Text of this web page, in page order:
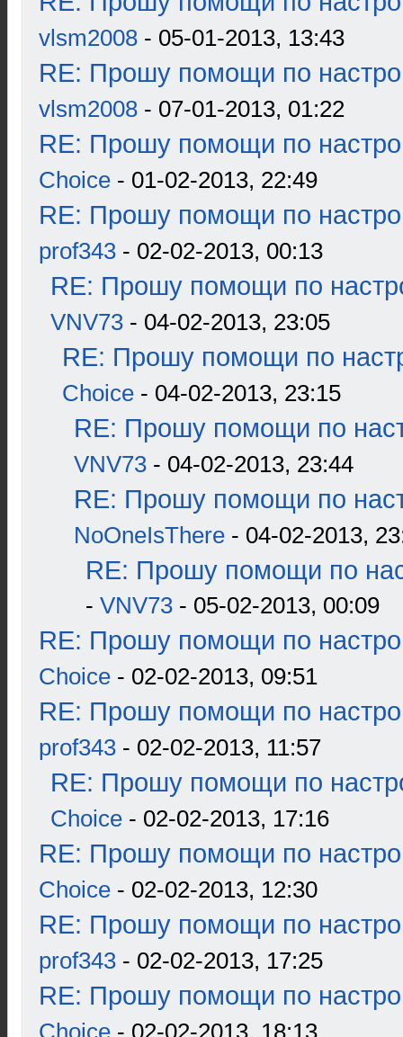
vlsm2008 - 05-01-2013, 13:43
RE: Прошу помощи по
vlsm2008 - 07-01-2013, 01:22
RE: Прошу помощи по
Choice - 01-02-2013, 22:49
RE: Прошу помощи по
prof343 - 02-02-2013, 00:13
RE: Прошу помощи по
VNV73 - 04-02-2013, 23:05
RE: Прошу помощи по
Choice - 04-02-2013, 23:15
RE: Прошу помощи по
VNV73 - 04-02-2013, 23:44
RE: Прошу помощи по
NoOneIsThere - 04-02-2013,
RE: Прошу помощи по
- VNV73 - 05-02-2013, 00:09
RE: Прошу помощи по
Choice - 02-02-2013, 09:51
RE: Прошу помощи по
prof343 - 02-02-2013, 11:57
RE: Прошу помощи по
Choice - 02-02-2013, 17:16
RE: Прошу помощи по
Choice - 02-02-2013, 12:30
RE: Прошу помощи по
prof343 - 02-02-2013, 17:25
RE: Прошу помощи по
Choice - 02-02-2013, 18:13